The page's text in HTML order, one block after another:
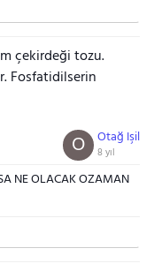
çekirdeği tozu.
Fosfatidilserin
Otağ Işil
8 yıl
O
NE OLACAK OZAMAN